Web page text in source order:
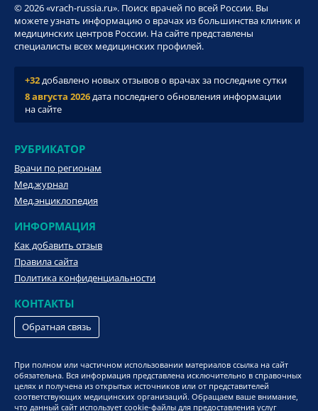
© 2026 «vrach-russia.ru». Поиск врачей по всей России. Вы
можете узнать информацию о врачах из большинства клиник и
медицинских центров России. На сайте представлены
специалисты всех медицинских профилей.
+32добавлено новых отзывов о врачах за последние сутки
8 августа 2026дата последнего обновления информации
на сайте
РУБРИКАТОР
Врачи по регионам
Мед.журнал
Мед.энциклопедия
ИНФОРМАЦИЯ
Как добавить отзыв
Правила сайта
Политика конфиденциальности
КОНТАКТЫ
Обратная связь
При полном или частичном использовании материалов ссылка на сайт
обязательна. Вся информация представлена исключительно в справочных
целях и получена из открытых источников или от представителей
соответствующих медицинских организаций. Обращаем ваше внимание,
что данный сайт использует cookie-файлы для предоставления услуг